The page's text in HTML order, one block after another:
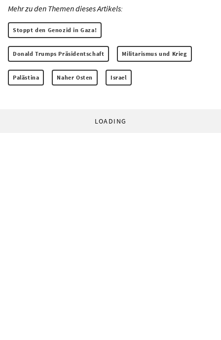
Mehr zu den Themen dieses Artikels:
Stoppt den Genozid in Gaza!
Donald Trumps Präsidentschaft Militarismus und Krieg
Palästina Naher Osten Israel
LOADING